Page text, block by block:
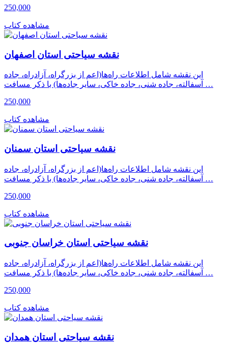
250,000
مشاهده کتاب
نقشه سیاحتی استان اصفهان
این نقشه شامل اطلاعات راه‌ها(اعم از بزرگراه، آزادراه، جاده
آسفالته، جاده شنی، جاده خاکی، سایر جاده‌ها) با ذکر مسافت …
250,000
مشاهده کتاب
نقشه سیاحتی استان سمنان
این نقشه شامل اطلاعات راه‌ها(اعم از بزرگراه، آزادراه، جاده
آسفالته، جاده شنی، جاده خاکی، سایر جاده‌ها) با ذکر مسافت …
250,000
مشاهده کتاب
نقشه سیاحتی استان خراسان جنوبی
این نقشه شامل اطلاعات راه‌ها(اعم از بزرگراه، آزادراه، جاده
آسفالته، جاده شنی، جاده خاکی، سایر جاده‌ها) با ذکر مسافت …
250,000
مشاهده کتاب
نقشه سیاحتی استان همدان